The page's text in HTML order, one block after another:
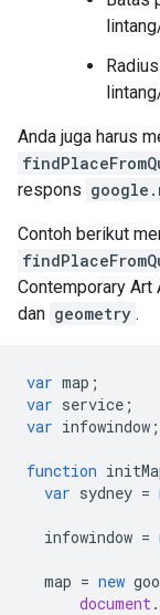
Anda juga harus
respons
Contoh berikut
Contemporary Art
dan geometry .
var map ;
var service ;
var infowindow ;
function
var sydney =
infowindow =
map = new
document.